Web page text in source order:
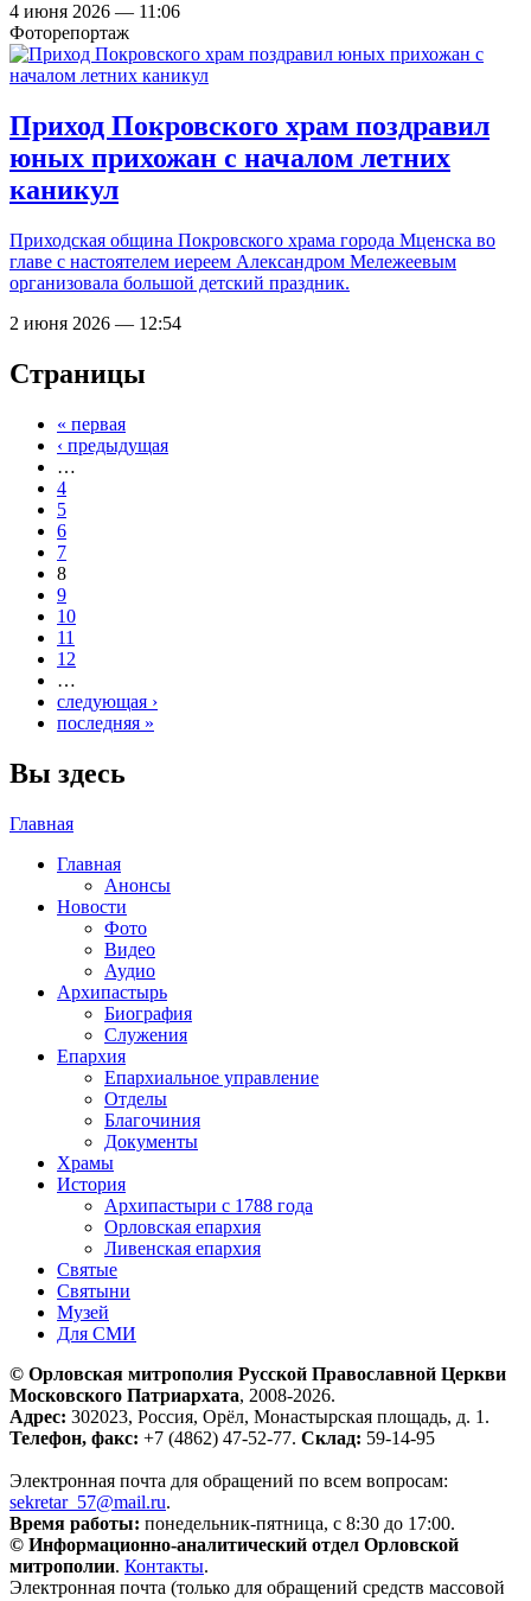
4 июня 2026 — 11:06
Фоторепортаж
Приход Покровского храм поздравил
юных прихожан с началом летних
каникул
Приходская община Покровского храма города Мценска во
главе с настоятелем иереем Александром Мележеевым
организовала большой детский праздник.
2 июня 2026 — 12:54
Страницы
« первая
‹ предыдущая
…
4
5
6
7
8
9
10
11
12
…
следующая ›
последняя »
Вы здесь
Главная
Главная
Анонсы
Новости
Фото
Видео
Аудио
Архипастырь
Биография
Служения
Епархия
Епархиальное управление
Отделы
Благочиния
Документы
Храмы
История
Архипастыри с 1788 года
Орловская епархия
Ливенская епархия
Святые
Святыни
Музей
Для СМИ
© Орловская митрополия Русской Православной Церкви
Московского Патриархата, 2008-2026.
Адрес: 302023, Россия, Орёл, Монастырская площадь, д. 1.
Телефон, факс: +7 (4862) 47-52-77. Склад: 59-14-95
Электронная почта для обращений по всем вопросам:
sekretar_57@mail.ru.
Время работы: понедельник-пятница, с 8:30 до 17:00.
© Информационно-аналитический отдел Орловской
митрополии. Контакты.
Электронная почта (только для обращений средств массовой